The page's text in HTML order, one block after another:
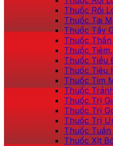
Thuốc Rối
Thuốc Tai
Thuốc Tẩy
Thuốc
Thuốc
Thuốc Tiểu
Thuốc Tiêu
Thuốc Tim
Thuốc
Thuốc Trị
Thuốc Trị
Thuốc Trị
Thuốc
Thuốc Xịt